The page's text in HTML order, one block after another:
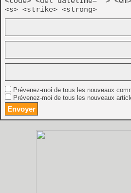
<s> <strike> <strong>
Prévenez-moi de tous les nouveaux
Prévenez-moi de tous les nouveaux